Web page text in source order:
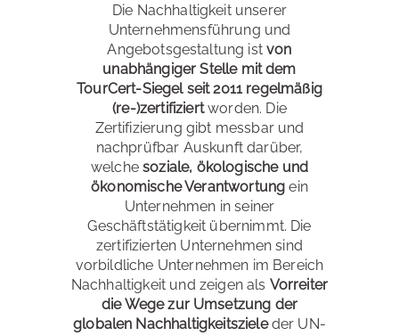
Die Nachhaltigkeit unserer
Unternehmensführung und
Angebotsgestaltung istvon
unabhängiger Stelle mit dem
TourCert-Siegel seit 2011 regelmäßig
(re-)zertifiziertworden. Die
Zertifizierung gibt messbar und
nachprüfbar Auskunft darüber,
welchesoziale, ökologische und
ökonomische Verantwortung ein
Unternehmen in seiner
Geschäftstätigkeit übernimmt. Die
zertifizierten Unternehmen sind
vorbildliche Unternehmen im Bereich
Nachhaltigkeit und zeigen als Vorreiter
die Wege zur Umsetzung der
globalen Nachhaltigkeitszieleder UN-